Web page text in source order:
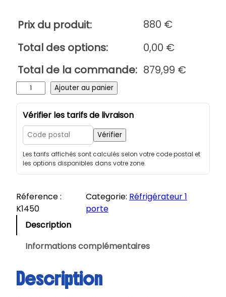
Prix du produit: 880 €
Total des options:
0,00 €
Total de la commande: 879,99 €
é
e
L
E
E
R
Ajouter au panier
Vérifier les tarifs de livraison
Vérifier
Les tarifs affichés sont calculés selon votre code postal et
les options disponibles dans votre zone.
Réference :
K1450
Categorie: Réfrigérateur 1
porte
Description
Informations complémentaires
Description